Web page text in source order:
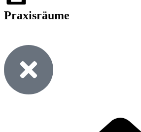
Praxisräume